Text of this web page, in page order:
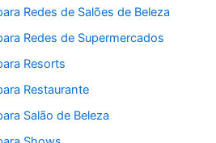
Redes de Salões de Beleza
Redes de Supermercados
Resorts
Restaurante
Salão de Beleza